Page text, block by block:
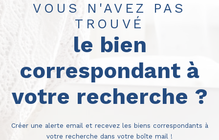
VOUS N'AVEZ PAS
TROUVÉ
le bien
correspondant à
votre recherche ?
Créer une alerte email et recevez les biens correspondants à
votre recherche dans votre boîte mail !